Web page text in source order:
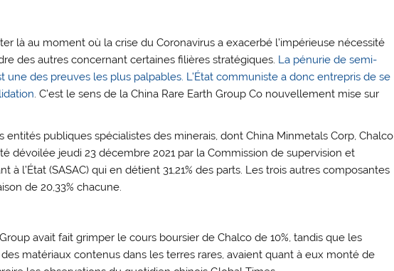
là au moment où la crise du Coronavirus a exacerbé l’impérieuse nécessité
des autres concernant certaines filières stratégiques. La pénurie de semi-
des preuves les plus palpables. L’État communiste a donc entrepris de se
. C’est le sens de la China Rare Earth Group Co nouvellement mise sur
entités publiques spécialistes des minerais, dont China Minmetals Corp, Chalco
dévoilée jeudi 23 décembre 2021 par la Commission de supervision et
à l’État (SASAC) qui en détient 31,21% des parts. Les trois autres composantes
de 20,33% chacune.
avait fait grimper le cours boursier de Chalco de 10%, tandis que les
matériaux contenus dans les terres rares, avaient quant à eux monté de